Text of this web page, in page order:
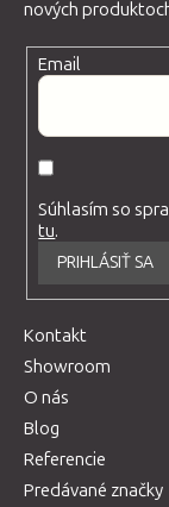
nových
Email
Súhlasím so
tu.
PRIHLÁSIŤ SA
Kontakt
Showroom
O nás
Blog
Referencie
Predávané značky